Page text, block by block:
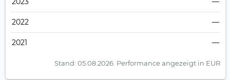
2022 —
2021 —
Stand: 05.08.2026. Performance angezeigt in EUR